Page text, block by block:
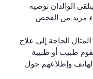
الوالدان توصية
مزيد من الفحص
الحاجة إلى علاج
طبيب أو طبيبة
الهاتف وإطلاعهم حول